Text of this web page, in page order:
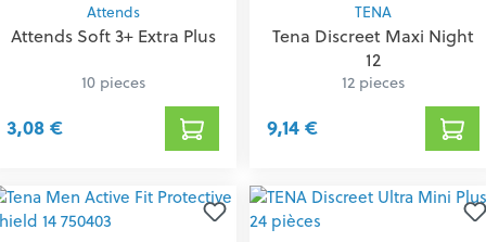
Attends
Attends Soft 3+ Extra Plus
10 pieces
3,08 €
TENA
Tena Discreet Maxi Night
12
12 pieces
9,14 €